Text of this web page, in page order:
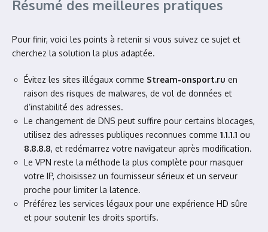
Résumé des meilleures pratiques
Pour finir, voici les points à retenir si vous suivez ce sujet et
cherchez la solution la plus adaptée.
Évitez les sites illégaux comme Stream-onsport.ru en
raison des risques de malwares, de vol de données et
d’instabilité des adresses.
Le changement de DNS peut suffire pour certains blocages,
utilisez des adresses publiques reconnues comme 1.1.1.1 ou
8.8.8.8, et redémarrez votre navigateur après modification.
Le VPN reste la méthode la plus complète pour masquer
votre IP, choisissez un fournisseur sérieux et un serveur
proche pour limiter la latence.
Préférez les services légaux pour une expérience HD sûre
et pour soutenir les droits sportifs.